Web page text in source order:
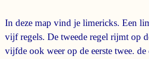
In deze map vind je limericks. Een
vijf regels. De tweede regel rijmt op
vijfde ook weer op de eerste twee. de